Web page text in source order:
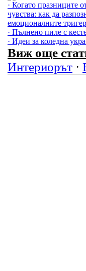
· Когато празниците
чувства: как да
емоционалните
· Пълнено пиле с
· Идеи за коледна
Виж още
Интериорът ·